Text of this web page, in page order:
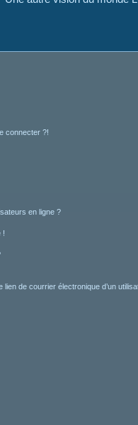
connecter ?!
en ligne ?
!
de courrier électronique d’un